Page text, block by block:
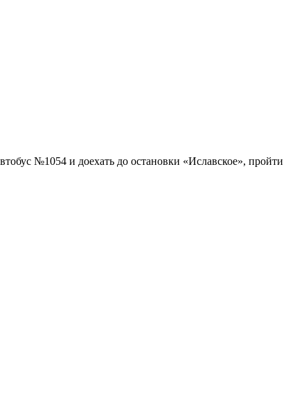
№1054 и доехать до остановки «Иславское», пройти